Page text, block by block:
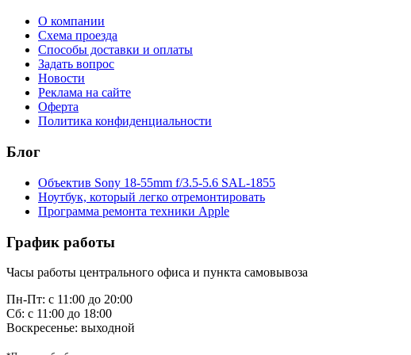
О компании
Схема проезда
Способы доставки и оплаты
Задать вопрос
Новости
Реклама на сайте
Оферта
Политика конфиденциальности
Блог
Объектив Sony 18-55mm f/3.5-5.6 SAL-1855
Ноутбук, который легко отремонтировать
Программа ремонта техники Apple
График работы
Часы работы центрального офиса и пункта самовывоза
Пн-Пт: с 11:00 до 20:00
Сб: с 11:00 до 18:00
Воскресенье: выходной